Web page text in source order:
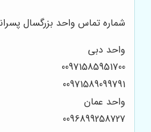
شماره تماس واحد بزرگسال پسرانه /
واحد دبی
00971585951700
00971589099791
واحد عمان
0096899258727